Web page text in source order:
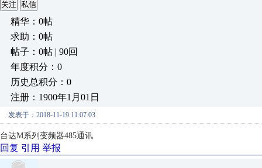
关注 私信
精华：0帖
求助：0帖
帖子：0帖 | 90回
年度积分：0
历史总积分：0
注册：1900年1月01日
发表于：2018-11-19 11:07:03
台达M系列变频器485通讯
回复 引用 举报